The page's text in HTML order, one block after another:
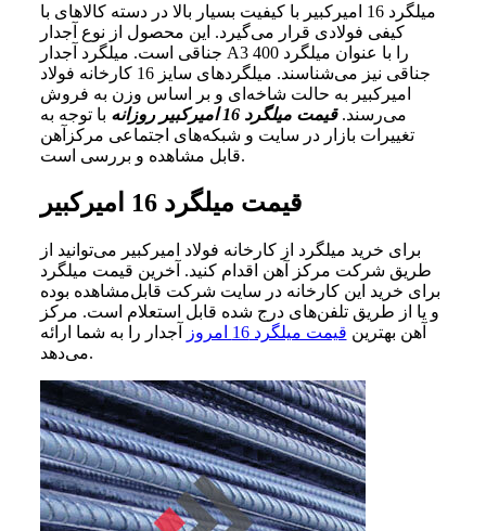
میلگرد 16 امیرکبیر با کیفیت بسیار بالا در دسته‌ کالاهای با
کیفی فولادی قرار می‌گیرد. این محصول از نوع آجدار
جناقی است. میلگرد آجدار A3 را با عنوان میلگرد 400
جناقی نیز می‌شناسند. میلگردهای سایز 16 کارخانه فولاد
امیرکبیر به حالت شاخه‌ای و بر اساس وزن به فروش
می‌رسند.قیمت میلگرد 16 امیرکبیر روزانه
با توجه به
تغییرات بازار در سایت و شبکه‌های اجتماعی مرکزآهن
قابل مشاهده و بررسی است.
قیمت میلگرد 16 امیرکبیر
برای خرید میلگرد از کارخانه فولاد امیرکبیر می‌توانید از
طریق شرکت مرکز آهن اقدام کنید. آخرین قیمت میلگرد
برای خرید این کارخانه در سایت شرکت قابل‌مشاهده بوده
و یا از طریق تلفن‌های درج شده قابل استعلام است. مرکز
آهن بهترین قیمت میلگرد 16 امروز
آجدار را به شما ارائه
می‌دهد.